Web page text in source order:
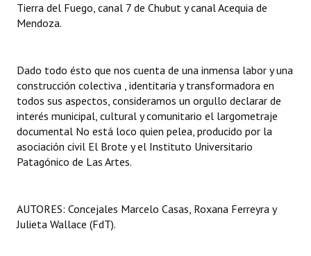
Tierra del Fuego, canal 7 de Chubut y canal Acequia de
Mendoza.
Dado todo ésto que nos cuenta de una inmensa labor y una
construcción colectiva , identitaria y transformadora en
todos sus aspectos, consideramos un orgullo declarar de
interés municipal, cultural y comunitario el largometraje
documental No está loco quien pelea, producido por la
asociación civil El Brote y el Instituto Universitario
Patagónico de Las Artes.
AUTORES: Concejales Marcelo Casas, Roxana Ferreyra y
Julieta Wallace (FdT).